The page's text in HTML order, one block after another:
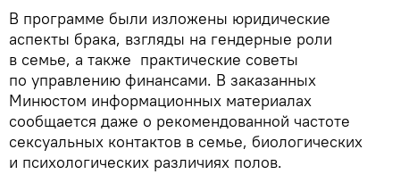
В программе были изложены юридические
аспекты брака, взгляды на гендерные роли
в семье, а также практические советы
по управлению финансами. В заказанных
Минюстом информационных материалах
сообщается даже о рекомендованной частоте
сексуальных контактов в семье, биологических
и психологических различиях полов.